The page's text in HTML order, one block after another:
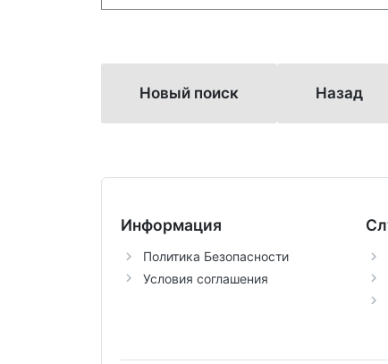
Новый поиск Назад
Информация
Политика Безопасности
Условия соглашения